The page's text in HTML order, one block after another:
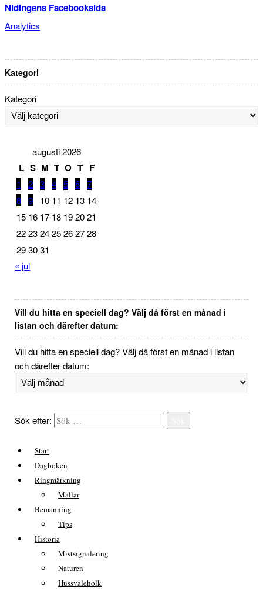
Nidingens Facebooksida
Analytics
Kategori
Kategori
augusti 2026
L S M T O T F
1 2 3 4 5 6 7
8 9 10 11 12 13 14
15 16 17 18 19 20 21
22 23 24 25 26 27 28
29 30 31
« jul
Vill du hitta en speciell dag? Välj då först en månad i
listan och därefter datum:
Vill du hitta en speciell dag? Välj då först en månad i listan
och därefter datum:
Sök efter:
Start
Dagboken
Ringmärkning
Mallar
Bemanning
Tips
Historia
Mistsignalering
Naturen
Hussvaleholk